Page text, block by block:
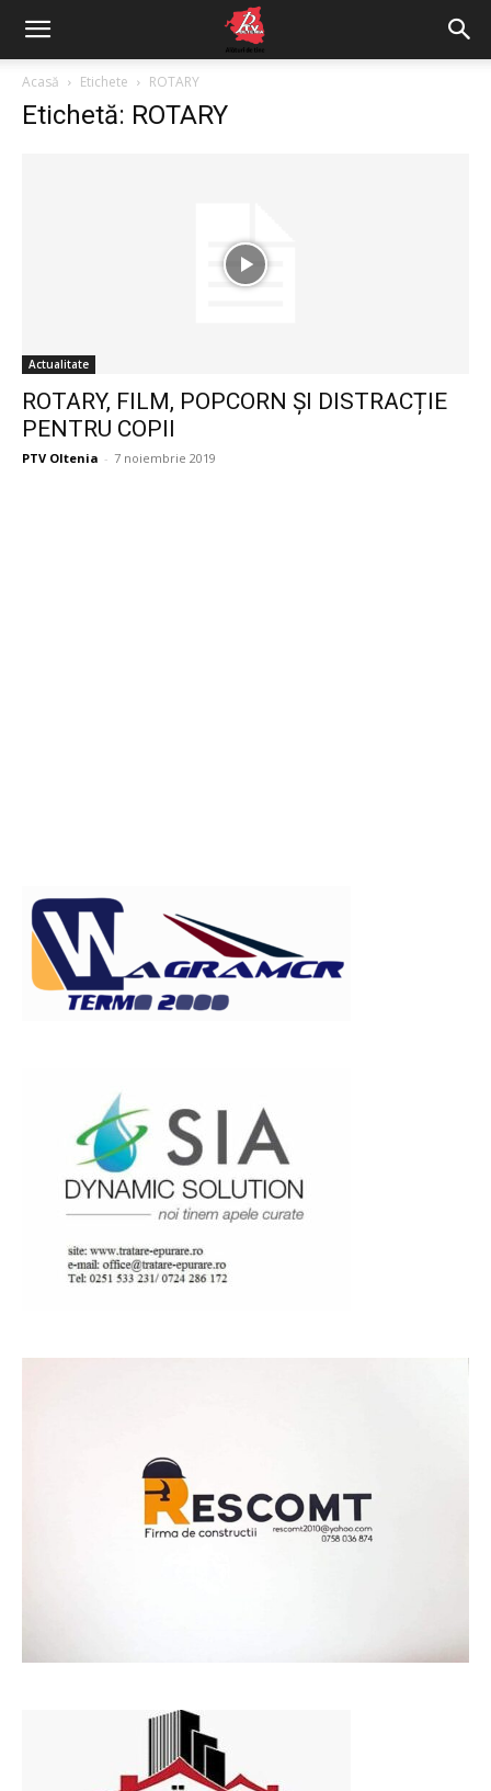
Acasă Etichete ROTARY
Etichetă: ROTARY
Actualitate
ROTARY, FILM, POPCORN ȘI DISTRACȚIE
PENTRU COPII
PTV Oltenia - 7 noiembrie 2019